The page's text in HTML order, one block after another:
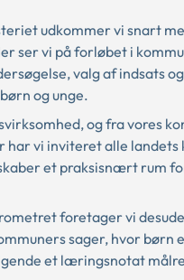
udkommer vi snart
ser vi på forløbet i
valg af indsats
og unge.
og fra vores
vi inviteret alle
et praksisnært rum
foretager vi
sager, hvor
et læringsnotat